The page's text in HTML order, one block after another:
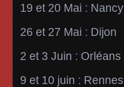
19 et 20 Mai : Nancy
26 et 27 Mai : Dijon
2 et 3 Juin : Orléans
9 et 10 juin : Rennes